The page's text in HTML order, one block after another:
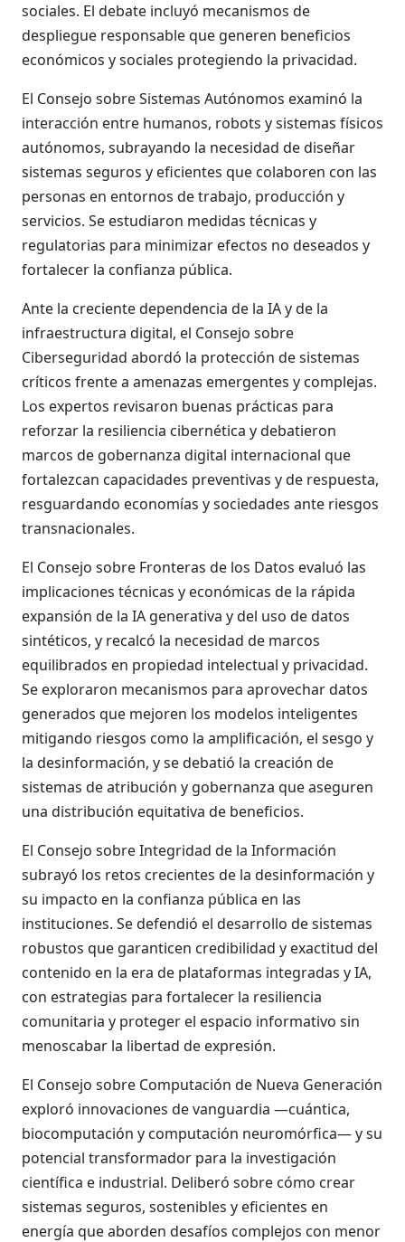
sociales. El debate incluyó mecanismos de
despliegue responsable que generen beneficios
económicos y sociales protegiendo la privacidad.
El Consejo sobre Sistemas Autónomos examinó la
interacción entre humanos, robots y sistemas físicos
autónomos, subrayando la necesidad de diseñar
sistemas seguros y eficientes que colaboren con las
personas en entornos de trabajo, producción y
servicios. Se estudiaron medidas técnicas y
regulatorias para minimizar efectos no deseados y
fortalecer la confianza pública.
Ante la creciente dependencia de la IA y de la
infraestructura digital, el Consejo sobre
Ciberseguridad abordó la protección de sistemas
críticos frente a amenazas emergentes y complejas.
Los expertos revisaron buenas prácticas para
reforzar la resiliencia cibernética y debatieron
marcos de gobernanza digital internacional que
fortalezcan capacidades preventivas y de respuesta,
resguardando economías y sociedades ante riesgos
transnacionales.
El Consejo sobre Fronteras de los Datos evaluó las
implicaciones técnicas y económicas de la rápida
expansión de la IA generativa y del uso de datos
sintéticos, y recalcó la necesidad de marcos
equilibrados en propiedad intelectual y privacidad.
Se exploraron mecanismos para aprovechar datos
generados que mejoren los modelos inteligentes
mitigando riesgos como la amplificación, el sesgo y
la desinformación, y se debatió la creación de
sistemas de atribución y gobernanza que aseguren
una distribución equitativa de beneficios.
El Consejo sobre Integridad de la Información
subrayó los retos crecientes de la desinformación y
su impacto en la confianza pública en las
instituciones. Se defendió el desarrollo de sistemas
robustos que garanticen credibilidad y exactitud del
contenido en la era de plataformas integradas y IA,
con estrategias para fortalecer la resiliencia
comunitaria y proteger el espacio informativo sin
menoscabar la libertad de expresión.
El Consejo sobre Computación de Nueva Generación
exploró innovaciones de vanguardia —cuántica,
biocomputación y computación neuromórfica— y su
potencial transformador para la investigación
científica e industrial. Deliberó sobre cómo crear
sistemas seguros, sostenibles y eficientes en
energía que aborden desafíos complejos con menor